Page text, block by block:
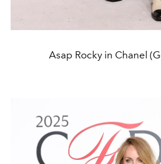
Asap Rocky in Chanel